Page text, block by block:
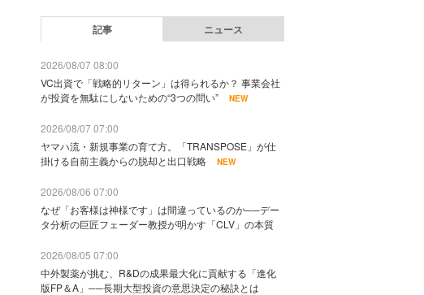
記事 ニュース
2026/08/07 08:00
VC出資で「戦略的リターン」は得られるか？ 事業会社
が投資を無駄にしないための“3つの問い”
NEW
2026/08/07 07:00
ヤマハ流・新規事業の育て方。「TRANSPOSE」が仕
掛ける自前主義からの脱却と出口戦略
NEW
2026/08/06 07:00
なぜ「お客様は神様です」は間違っているのか──デー
タ分析の巨匠フェーダー教授が明かす「CLV」の本質
2026/08/05 07:00
中外製薬が挑む、R&Dの成果最大化に貢献する「進化
版FP＆A」──長期大型投資の意思決定の秘訣とは